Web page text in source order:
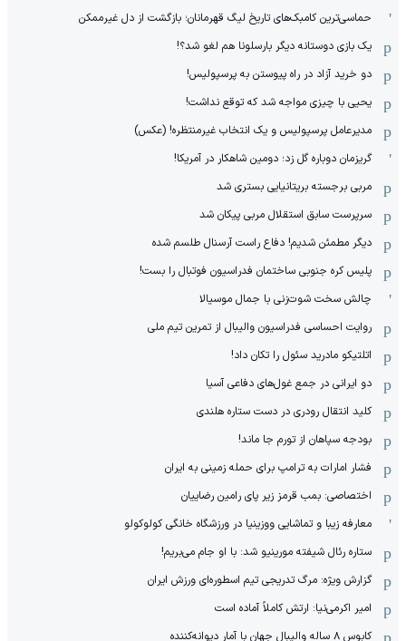
حماسی‌ترین کامبک‌های تاریخ لیگ قهرمانان؛ بازگشت از دل غیرممکن
یک بازی دوستانه دیگر بارسلونا هم لغو شد؟!
دو خرید آزاد در راه پیوستن به پرسپولیس!
یحیی با چیزی مواجه شد که توقع نداشت!
مدیرعامل پرسپولیس و یک انتخاب غیرمنتظره! (عکس)
گریزمان دوباره گل زد؛ دومین شاهکار در آمریکا!
مربی برجسته بریتانیایی بستری شد
سرپرست سابق استقلال مربی پیکان شد
دیگر مطمئن شدیم! دفاع راست آرسنال طلسم شده
پلیس کره ‌جنوبی ساختمان فدراسیون فوتبال را بست!
چالش سخت شوت‌زنی با جمال موسیالا
روایت احساسی فدراسیون والیبال از تمرین تیم ملی
اتلتیکو مادرید سئول را تکان داد!
دو ایرانی در جمع غول‌های دفاعی آسیا
کلید انتقال رودری در دست ستاره هلندی
بودجه سپاهان از تورم جا ماند!
فشار امارات به ترامپ برای حمله زمینی به ایران
اختصاصی: بمب قرمز زیر پای رامین رضاییان
معارفه زیبا و تماشایی ووزینیا در ورزشگاه خانگی کولوکولو
ستاره رئال شیفته مورینیو شد: با او جام می‌بریم!
گزارش ویژه: مرگ تدریجی تیم اسطوره‌ای ورزش ایران
امیر اکرمی‌نیا: ارتش کاملاً آماده است
کابوس ۸ ساله والیبال جهان با آمار دیوانه‌کننده